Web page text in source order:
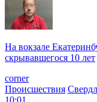
На вокзале
скрывавшегося 10 лет
corner
Происшествия
10:01